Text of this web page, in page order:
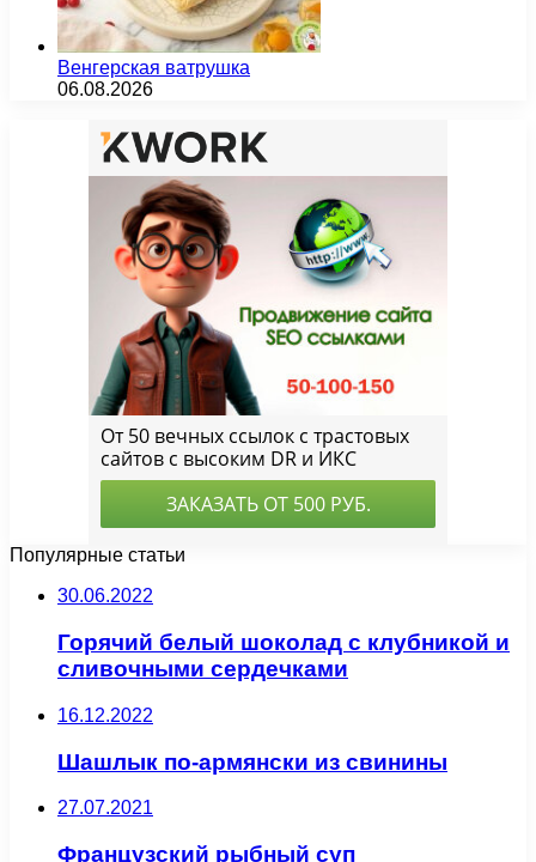
Венгерская ватрушка
06.08.2026
Популярные статьи
30.06.2022
Горячий белый шоколад с клубникой и
сливочными сердечками
16.12.2022
Шашлык по-армянски из свинины
27.07.2021
Французский рыбный суп